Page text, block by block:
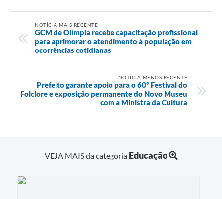
NOTÍCIA MAIS RECENTE
GCM de Olímpia recebe capacitação profissional
para aprimorar o atendimento à população em
ocorrências cotidianas
NOTÍCIA MENOS RECENTE
Prefeito garante apoio para o 60º Festival do
Folclore e exposição permanente do Novo Museu
com a Ministra da Cultura
VEJA MAIS da categoria Educação